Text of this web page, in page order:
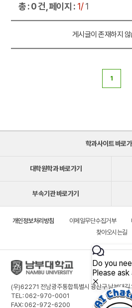
총 : 0 건, 페이지 : 1/1
게시글이 존재하지
1
학과사이트 바로가
대학원학과 바로가기
부속기관 바로가기
개인정보처리방침 이메일무단수집거부
찾아오시는길
(우)62271 전남광주통합특별시 광산구 남부대길
TEL: 062-970-0001
FAX: 062-972-6200